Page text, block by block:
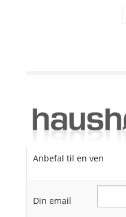
Anbefal til en ven
Din email